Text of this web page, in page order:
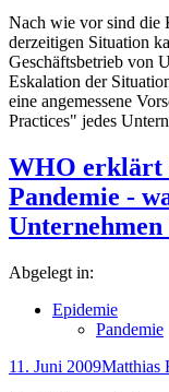
Nach wie vor sind die
derzeitigen Situation
Geschäftsbetrieb von
Eskalation der
eine angemessene
Practices" jedes
WHO erklärt
Pandemie -
Abgelegt in:
Epidemie
Pandemie
11. Juni 2009Matthias